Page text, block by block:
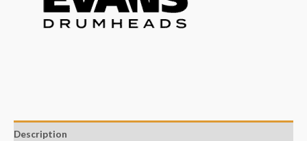
Description